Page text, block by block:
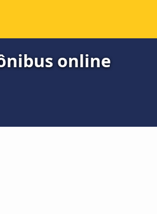
online